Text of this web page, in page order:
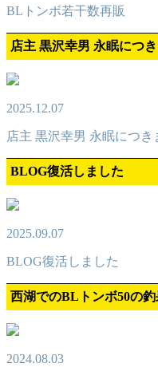
BLトンボ若干数再販
店主 黒沢幸男 永眠につ
2025.12.07
店主 黒沢幸男 永眠につき
BLOG復活しました
2025.09.07
BLOG復活しました
西湖でのBLトンボ50の釣
2024.08.03